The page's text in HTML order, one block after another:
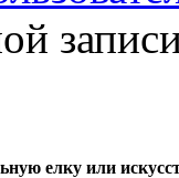
елку или